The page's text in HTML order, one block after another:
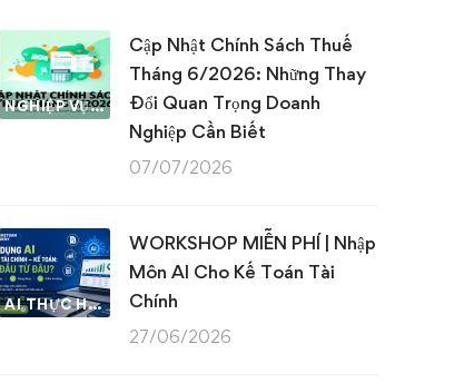
NGHIỆP VỤ KẾ TOÁN & THUẾ
Cập Nhật Chính Sách Thuế
Tháng 6/2026: Những Thay
Đổi Quan Trọng Doanh
Nghiệp Cần Biết
07/07/2026
AI THỰC HÀNH
WORKSHOP MIỄN PHÍ | Nhập
Môn AI Cho Kế Toán Tài
Chính
27/06/2026